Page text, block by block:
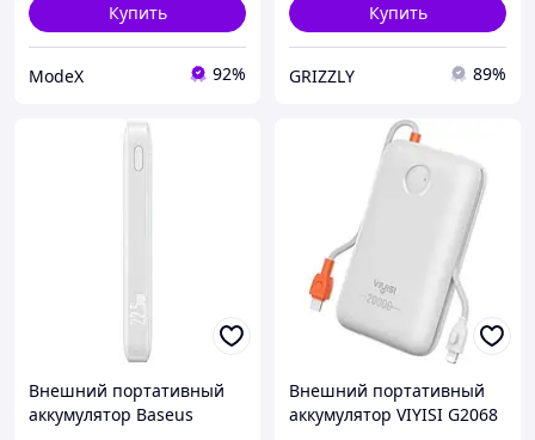
Купить
ModeX 92%
Купить
GRIZZLY 89%
Внешний портативный
аккумулятор Baseus
Внешний портативный
аккумулятор VIYISI G2068